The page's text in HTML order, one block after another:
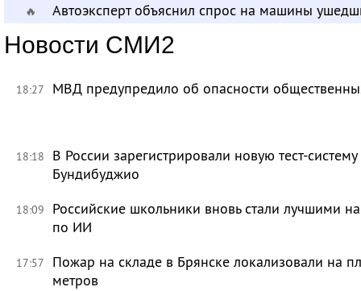
🔥 Автоэксперт объяснил спрос на машины
Новости СМИ2
18:27 МВД предупредило об опасности
18:18
В России зарегистрировали новую тест-
Бундибуджио
18:09
Российские школьники вновь стали лучшими
по ИИ
17:57
Пожар на складе в Брянске локализовали на
метров